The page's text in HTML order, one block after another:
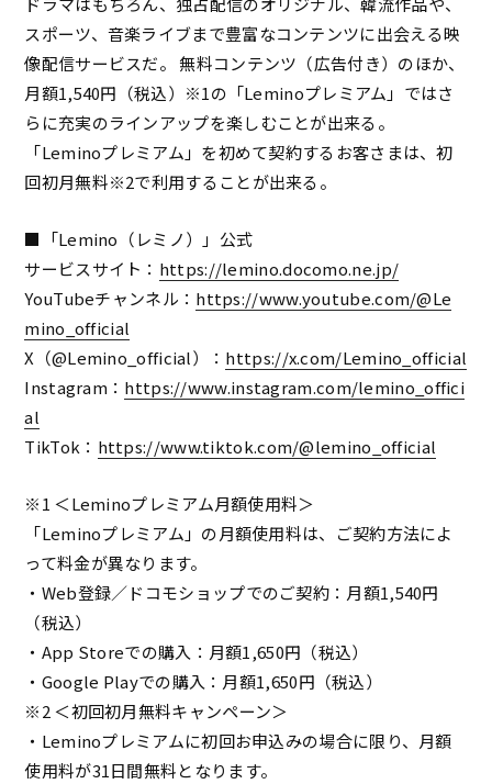
スポーツ、音楽ライブまで豊富なコンテンツに出会える映
像配信サービスだ。 無料コンテンツ（広告付き）のほか、
月額1,540円（税込）※1の「Leminoプレミアム」ではさ
らに充実のラインアップを楽しむことが出来る。
「Leminoプレミアム」を初めて契約するお客さまは、初
回初月無料※2で利用することが出来る。
■「Lemino（レミノ）」公式
サービスサイト： https://lemino.docomo.ne.jp/
YouTubeチャンネル： https://www.youtube.com/@Le
mino_official
X（@Lemino_official）： https://x.com/Lemino_official
Instagram： https://www.instagram.com/lemino_offici
al
TikTok： https://www.tiktok.com/@lemino_official
※1 ＜Leminoプレミアム月額使用料＞
「Leminoプレミアム」の月額使用料は、ご契約方法によ
って料金が異なります。
・Web登録／ドコモショップでのご契約：月額1,540円
（税込）
・App Storeでの購入：月額1,650円（税込）
・Google Playでの購入：月額1,650円（税込）
※2 ＜初回初月無料キャンペーン＞
・Leminoプレミアムに初回お申込みの場合に限り、月額
使用料が31日間無料となります。